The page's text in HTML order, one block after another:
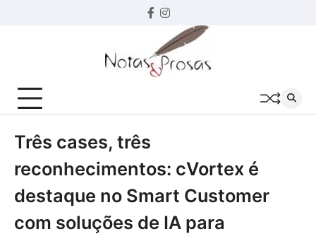
Facebook
instagram
Três cases, três
reconhecimentos: cVortex é
destaque no Smart Customer
com soluções de IA para